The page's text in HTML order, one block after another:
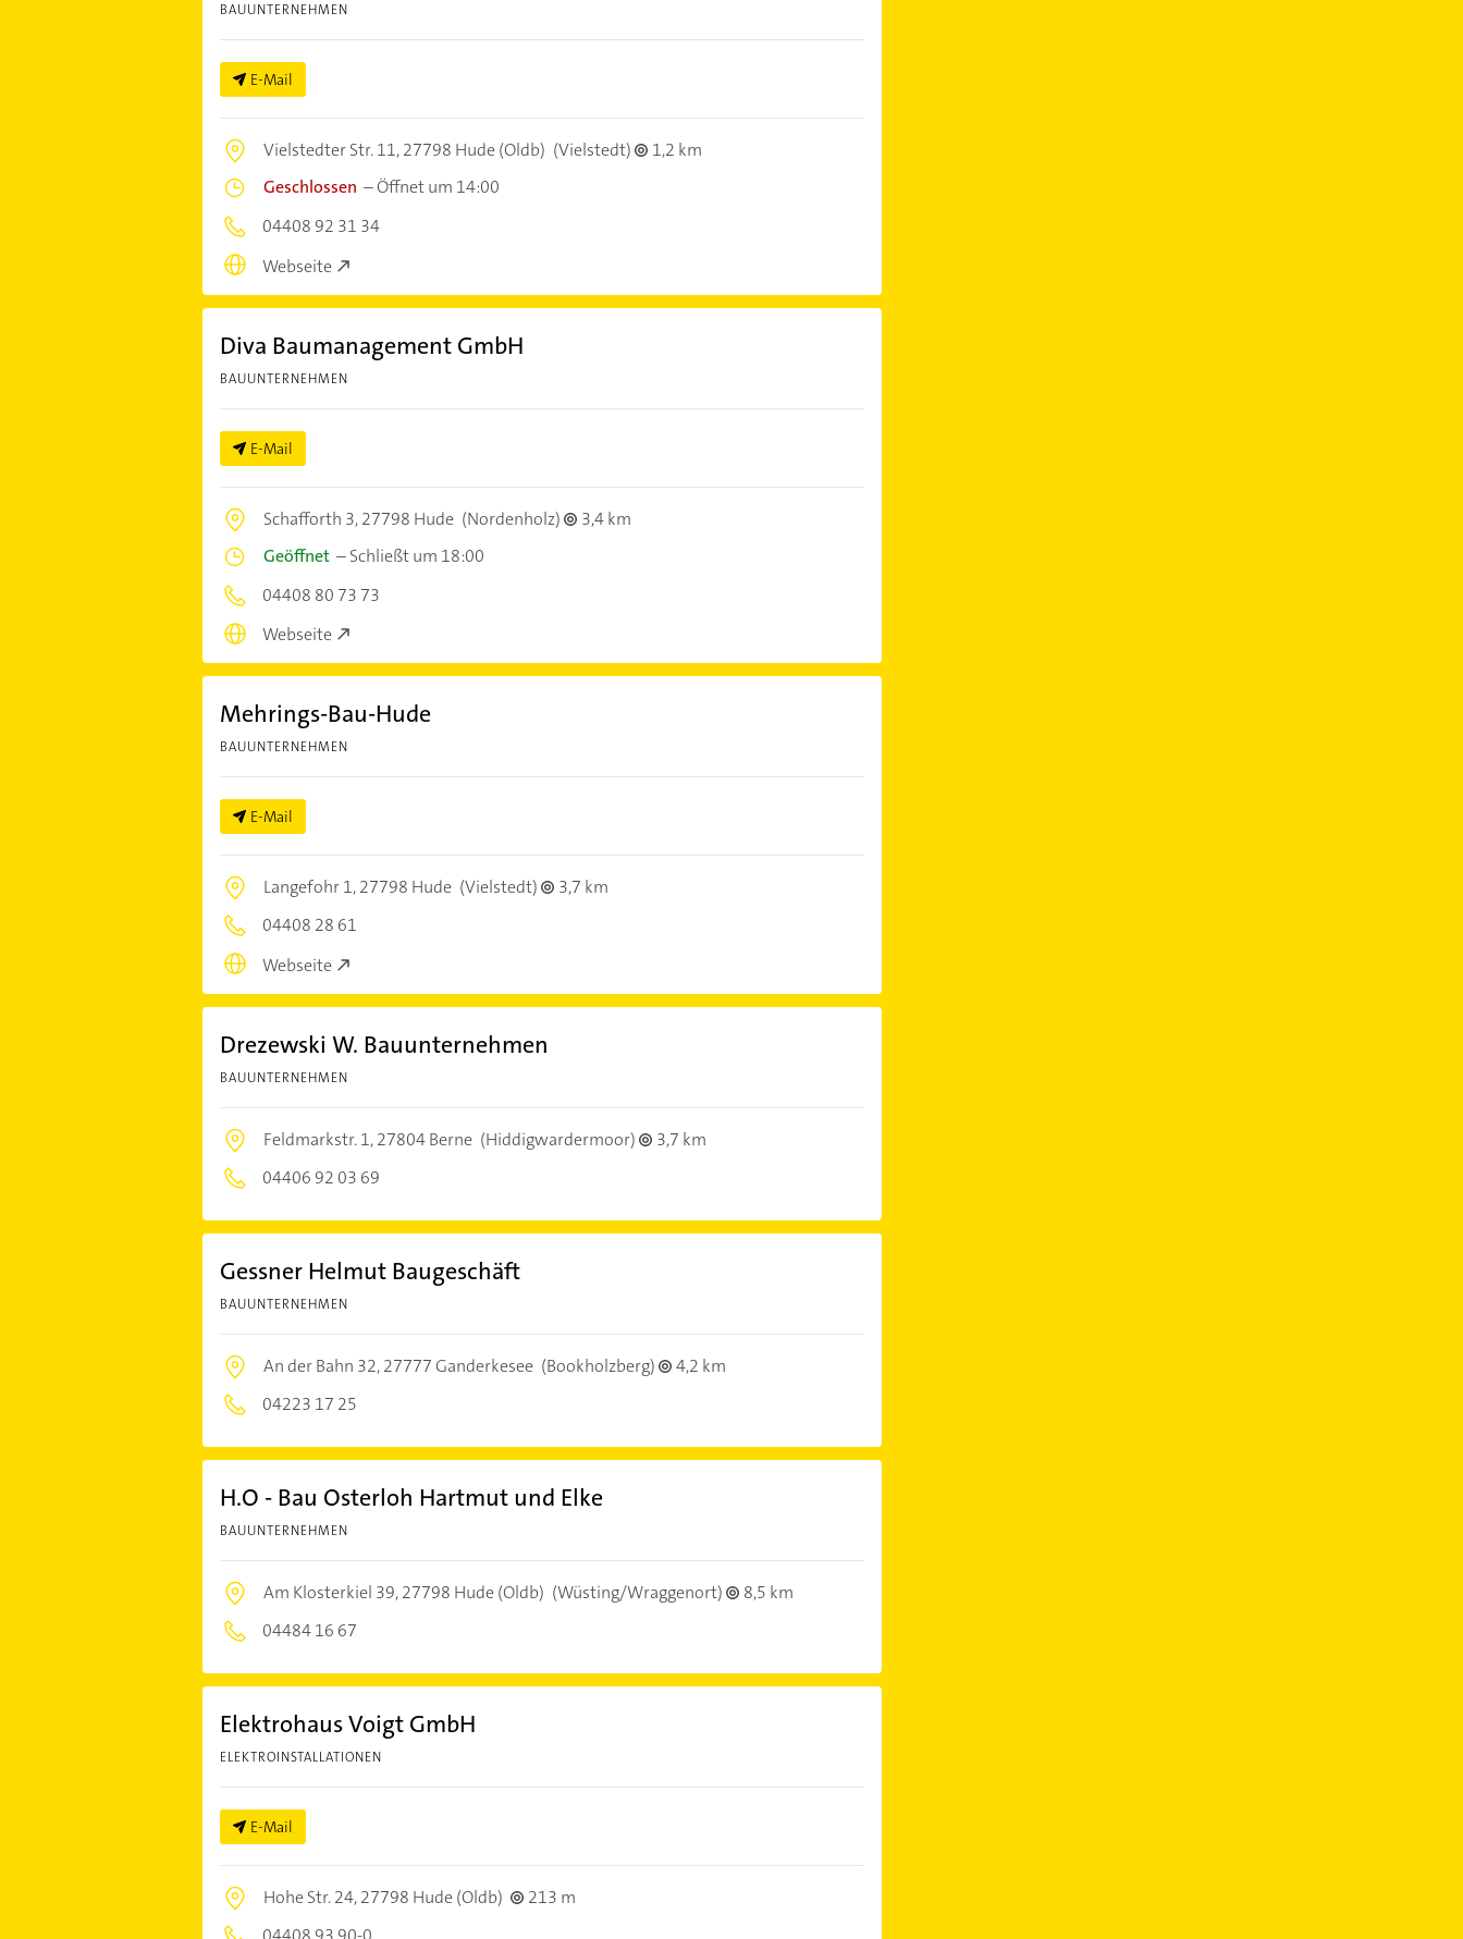
BAUUNTERNEHMEN
E-Mail
Vielstedter Str. 11,27798 Hude (Oldb) (Vielstedt)
1,2 km
Geschlossen –Öffnet um 14:00
04408 92 31 34
Webseite
Diva Baumanagement GmbH
BAUUNTERNEHMEN
E-Mail
Schafforth 3,27798 Hude (Nordenholz)
3,4 km
Geöffnet–Schließt um 18:00
04408 80 73 73
Webseite
Mehrings-Bau-Hude
BAUUNTERNEHMEN
E-Mail
Langefohr 1,27798 Hude (Vielstedt)
3,7 km
04408 28 61
Webseite
Drezewski W. Bauunternehmen
BAUUNTERNEHMEN
Feldmarkstr. 1,27804 Berne (Hiddigwardermoor)
3,7 km
04406 92 03 69
Gessner Helmut Baugeschäft
BAUUNTERNEHMEN
An der Bahn 32,27777 Ganderkesee (Bookholzberg)
4,2 km
04223 17 25
H.O - Bau Osterloh Hartmut und Elke
BAUUNTERNEHMEN
Am Klosterkiel 39,27798 Hude (Oldb) (Wüsting/Wraggenort)
8,5 km
04484 16 67
Elektrohaus Voigt GmbH
ELEKTROINSTALLATIONEN
E-Mail
Hohe Str. 24,27798 Hude (Oldb)
213 m